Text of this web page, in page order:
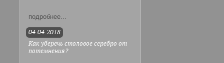
подробнее...
04.04.2018
Как уберечь столовое серебро от
потемнения?